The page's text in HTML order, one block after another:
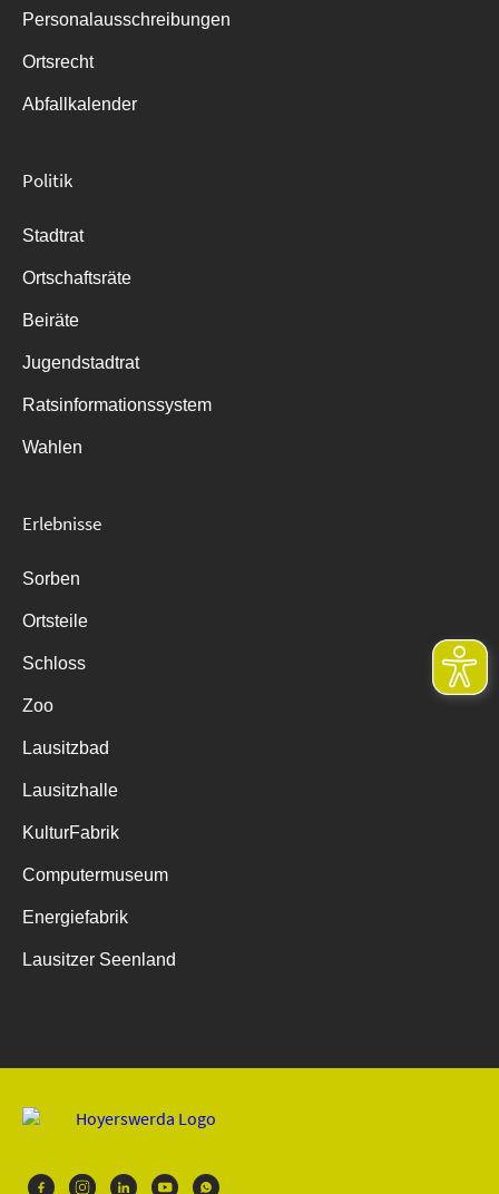
Personalausschreibungen
Ortsrecht
Abfallkalender
Politik
Stadtrat
Ortschaftsräte
Beiräte
Jugendstadtrat
Ratsinformationssystem
Wahlen
Erlebnisse
Sorben
Ortsteile
Schloss
Zoo
Lausitzbad
Lausitzhalle
KulturFabrik
Computermuseum
Energiefabrik
Lausitzer Seenland